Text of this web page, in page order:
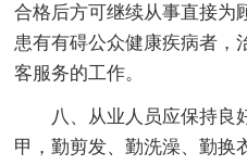
合格后方可继续从事直接为
患有有碍公众健康疾病者，
客服务的工作。
八、从业人员应保持良
甲，勤剪发、勤洗澡、勤换